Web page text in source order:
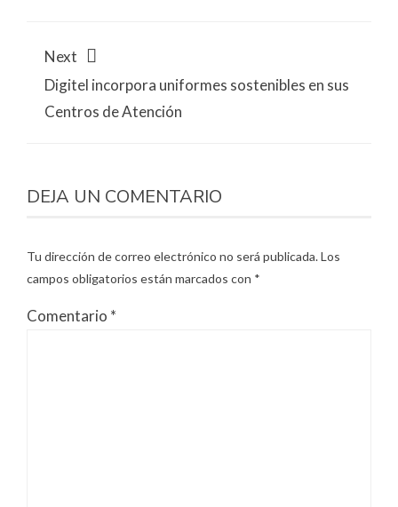
Next
Digitel incorpora uniformes sostenibles en sus
Centros de Atención
DEJA UN COMENTARIO
Tu dirección de correo electrónico no será publicada.Los
campos obligatorios están marcados con *
Comentario *